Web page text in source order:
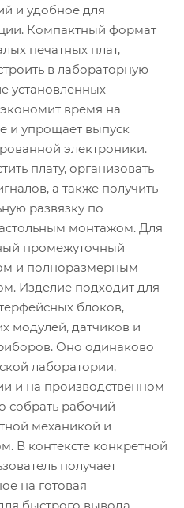
и удобное для
Компактный формат
печатных плат,
в лабораторную
установленных
время на
и упрощает выпуск
электроники.
плату, организовать
а также получить
развязку по
монтажом. Для
промежуточный
и полноразмерным
Изделие подходит для
блоков,
модулей, датчиков и
Оно одинаково
лаборатории,
и на производственном
собрать рабочий
механикой и
В контексте конкретной
получает
на готовая